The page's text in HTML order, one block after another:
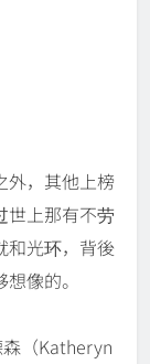
外，其他上榜
世上那有不劳
和光环，背後
像的。
（Katheryn